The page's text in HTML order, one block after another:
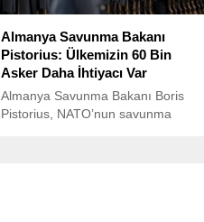
Almanya Savunma Bakanı
Pistorius: Ülkemizin 60 Bin
Asker Daha İhtiyacı Var
Almanya Savunma Bakanı Boris
Pistorius, NATO’nun savunma